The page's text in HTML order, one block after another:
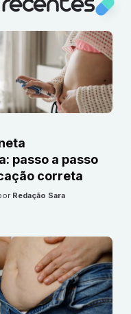
passo a passo
correta
Redação Sara